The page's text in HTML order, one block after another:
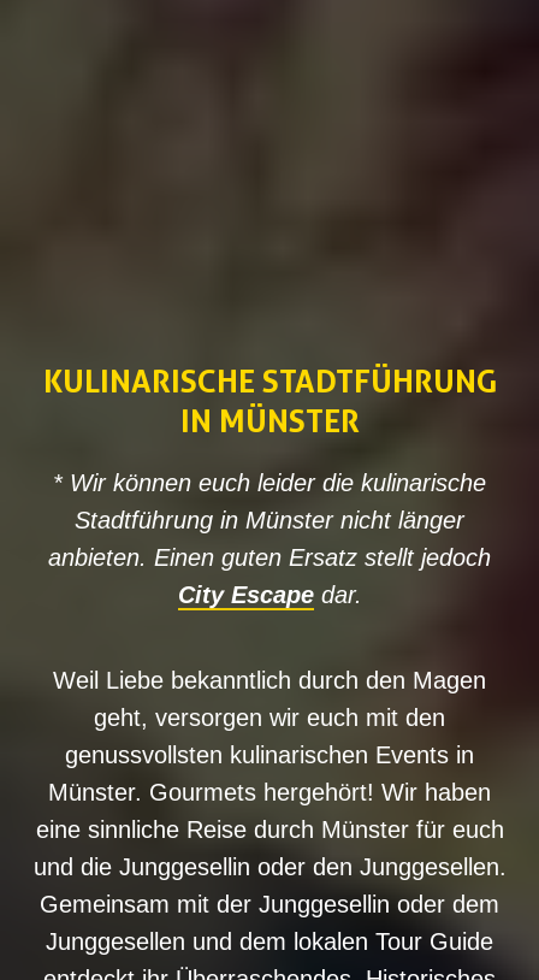
KULINARISCHE STADTFÜHRUNG
IN MÜNSTER
* Wir können euch leider die kulinarische
Stadtführung in Münster nicht länger
anbieten. Einen guten Ersatz stellt jedoch
City Escapedar.
Weil Liebe bekanntlich durch den Magen
geht, versorgen wir euch mit den
genussvollsten kulinarischen Events in
Münster. Gourmets hergehört! Wir haben
eine sinnliche Reise durch Münster für euch
und die Junggesellin oder den Junggesellen.
Gemeinsam mit der Junggesellin oder dem
Junggesellen und dem lokalen Tour Guide